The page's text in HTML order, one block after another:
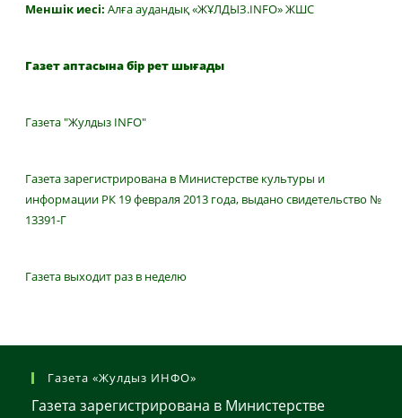
Меншік иесі: Алға аудандық «ЖҰЛДЫЗ.INFO» ЖШС
Газет аптасына бір рет шығады
Газета "Жулдыз INFO"
Газета зарегистрирована в Министерстве культуры и
информации РК 19 февраля 2013 года, выдано свидетельство №
13391-Г
Газета выходит раз в неделю
Газета «Жулдыз ИНФО»
Газета зарегистрирована в Министерстве